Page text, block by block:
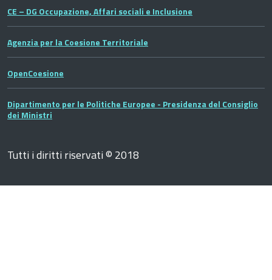
CE – DG Occupazione, Affari sociali e Inclusione
Agenzia per la Coesione Territoriale
OpenCoesione
Dipartimento per le Politiche Europee - Presidenza del Consiglio
dei Ministri
Tutti i diritti riservati © 2018